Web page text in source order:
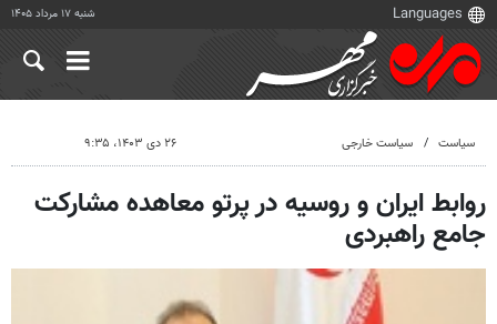
شنبه ۱۷ مرداد ۱۴۰۵
سیاست سیاست خارجی ۲۶ دی ۱۴۰۳، ۹:۳۵
روابط ایران و روسیه در پرتو معاهده مشارکت
جامع راهبردی